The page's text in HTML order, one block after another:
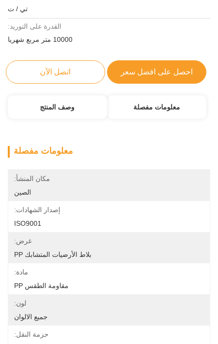
تي / ت
القدرة على التوريد:
10000 متر مربع شهريا
احصل على افضل سعر اتصل الآن
معلومات مفصلة وصف المنتج
معلومات مفصلة
مكان المنشأ:
الصين
إصدار الشهادات:
ISO9001
غرض:
بلاط الأرضيات المتشابك PP
مادة:
مقاومة الطقس PP
لون:
جميع الالوان
حزمة النقل: